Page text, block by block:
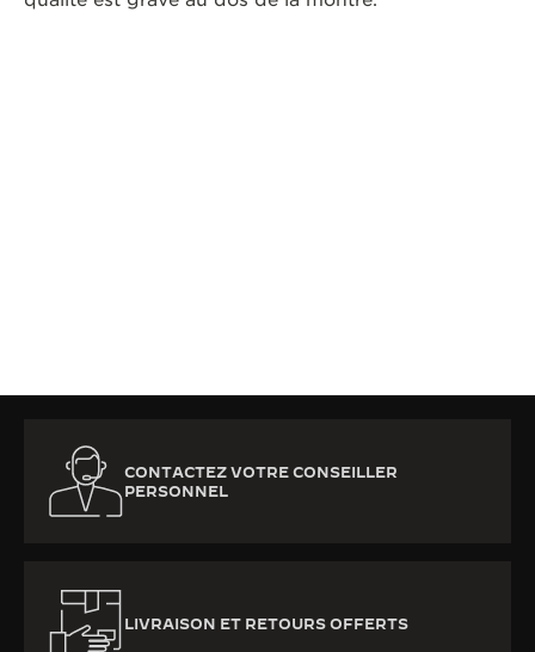
CONTACTEZ VOTRE CONSEILLER
PERSONNEL
LIVRAISON ET RETOURS OFFERTS